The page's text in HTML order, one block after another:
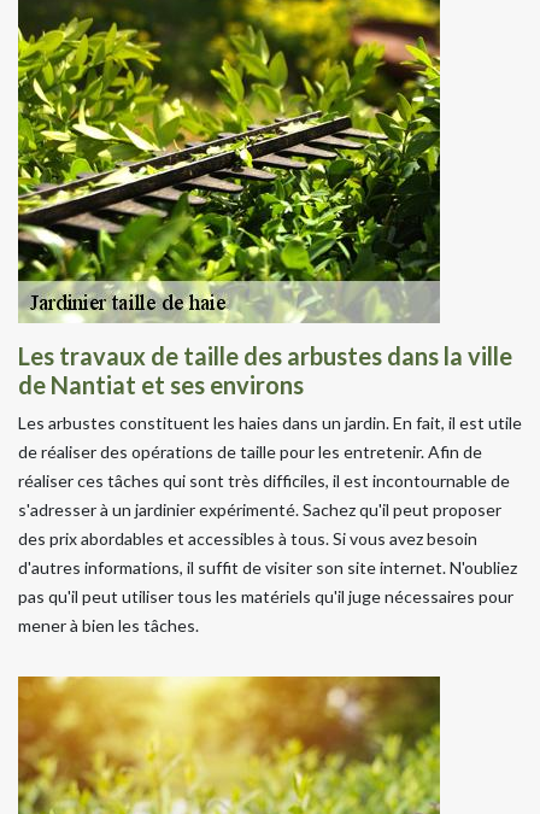
Les travaux de taille des arbustes dans la ville
de Nantiat et ses environs
Les arbustes constituent les haies dans un jardin. En fait, il est utile
de réaliser des opérations de taille pour les entretenir. Afin de
réaliser ces tâches qui sont très difficiles, il est incontournable de
s'adresser à un jardinier expérimenté. Sachez qu'il peut proposer
des prix abordables et accessibles à tous. Si vous avez besoin
d'autres informations, il suffit de visiter son site internet. N'oubliez
pas qu'il peut utiliser tous les matériels qu'il juge nécessaires pour
mener à bien les tâches.